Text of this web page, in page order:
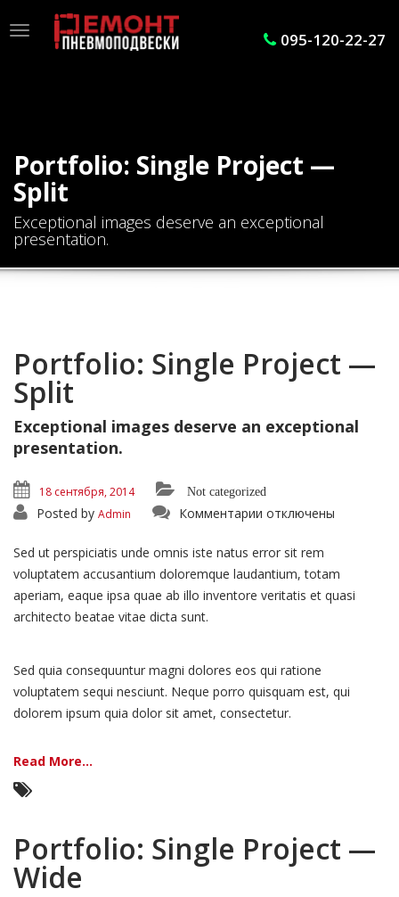
095-120-22-27
Toggle
navigation
Portfolio: Single Project —
Split
Exceptional images deserve an exceptional
presentation.
Portfolio: Single Project —
Split
Exceptional images deserve an exceptional
presentation.
18 сентября, 2014 Not categorized
Posted by Admin Комментарии к
записи
Single
Project
—
Split
отключены
Sed ut perspiciatis unde omnis iste natus error sit rem
voluptatem accusantium doloremque laudantium, totam
aperiam, eaque ipsa quae ab illo inventore veritatis et quasi
architecto beatae vitae dicta sunt.
Sed quia consequuntur magni dolores eos qui ratione
voluptatem sequi nesciunt. Neque porro quisquam est, qui
dolorem ipsum quia dolor sit amet, consectetur.
Read More...
Portfolio: Single Project —
Wide